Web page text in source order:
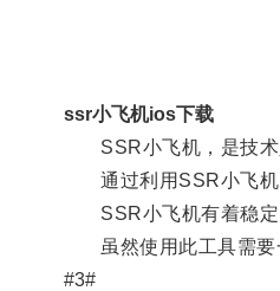
ssr小飞机ios下载
SSR小飞机，是技术
通过利用SSR小飞机
SSR小飞机有着稳定
虽然使用此工具需要一
#3#